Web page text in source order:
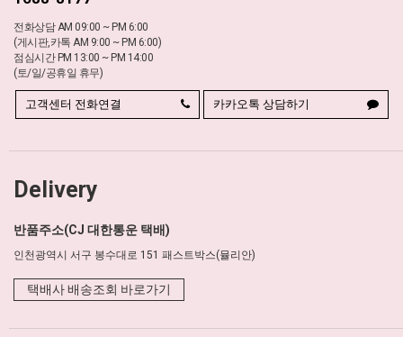
전화상담 AM 09:00 ~ PM 6:00
(게시판,카톡 AM 9:00 ~ PM 6:00)
점심시간 PM 13:00 ~ PM 14:00
(토/일/공휴일 휴무)
고객센터 전화연결 카카오톡 상담하기
Delivery
반품주소(CJ 대한통운 택배)
인천광역시 서구 봉수대로 151 패스트박스(뮬리안)
택배사 배송조회 바로가기